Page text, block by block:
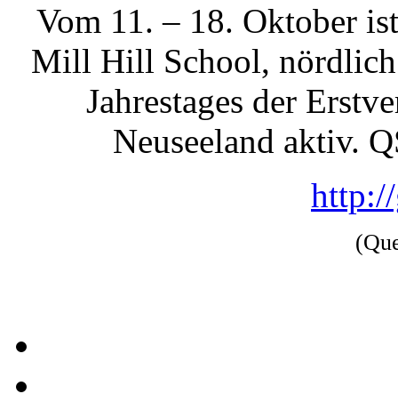
Vom 11. – 18. Oktober
Mill Hill School, nördlich
Jahrestages der
Neuseeland aktiv.